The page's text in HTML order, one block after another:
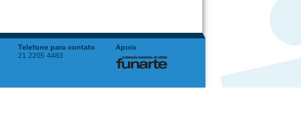
Telefone para contato
21 2205 4483
Apoio